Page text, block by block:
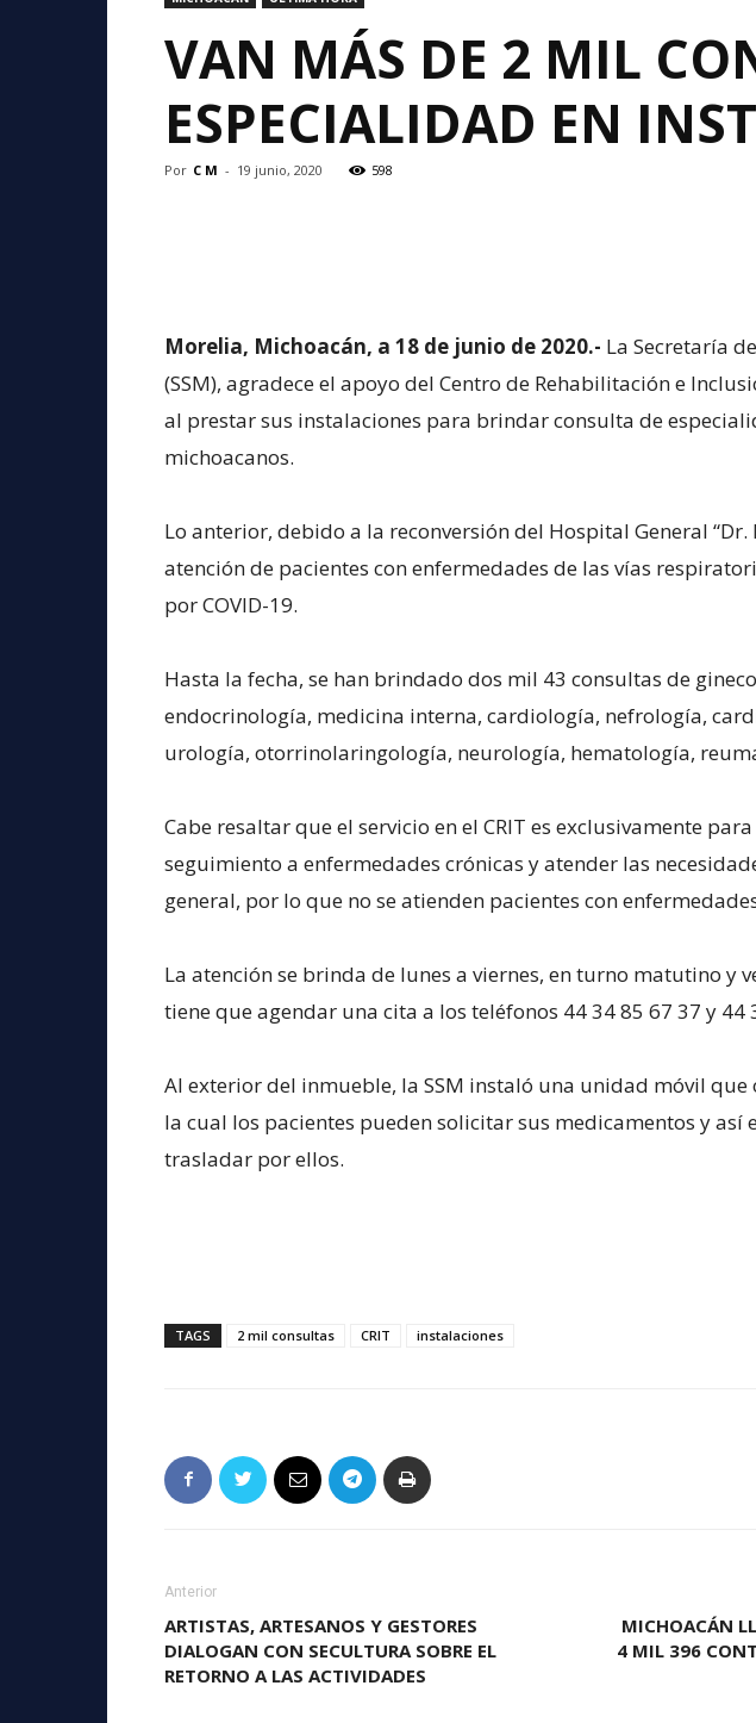
VAN MÁS DE 2 MIL
ESPECIALIDAD EN
Por C M - 19 junio, 2020 598
Morelia, Michoacán, a 18 de junio de 2020.- La Secretaría
(SSM), agradece el apoyo del Centro de Rehabilitación e
al prestar sus instalaciones para brindar consulta de
michoacanos.
Lo anterior, debido a la reconversión del Hospital General “Dr.
atención de pacientes con enfermedades de las vías
por COVID-19.
Hasta la fecha, se han brindado dos mil 43 consultas de
endocrinología, medicina interna, cardiología, nefrología,
urología, otorrinolaringología, neurología, hematología,
Cabe resaltar que el servicio en el CRIT es exclusivamente
seguimiento a enfermedades crónicas y atender las
general, por lo que no se atienden pacientes con
La atención se brinda de lunes a viernes, en turno matutino y
tiene que agendar una cita a los teléfonos 44 34 85 67 37 y 44
Al exterior del inmueble, la SSM instaló una unidad móvil que
la cual los pacientes pueden solicitar sus medicamentos y así
trasladar por ellos.
TAGS 2 mil consultas CRIT instalaciones
Anterior
ARTISTAS, ARTESANOS Y GESTORES
DIALOGAN CON SECULTURA SOBRE EL
RETORNO A LAS ACTIVIDADES
MICHOACÁN
4 MIL 396